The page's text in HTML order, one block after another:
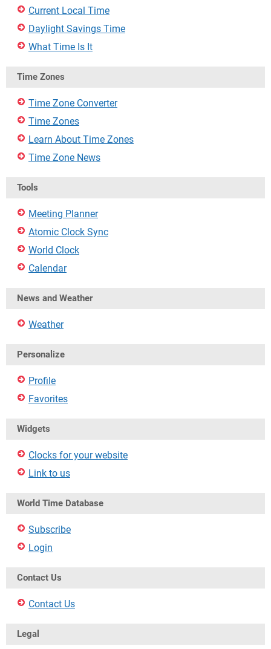
Current Local Time
Daylight Savings Time
What Time Is It
Time Zones
Time Zone Converter
Time Zones
Learn About Time Zones
Time Zone News
Tools
Meeting Planner
Atomic Clock Sync
World Clock
Calendar
News and Weather
Weather
Personalize
Profile
Favorites
Widgets
Clocks for your website
Link to us
World Time Database
Subscribe
Login
Contact Us
Contact Us
Legal